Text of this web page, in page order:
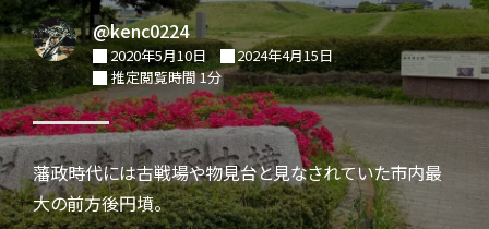
@kenc0224
2020年5月10日
2024年4月15日
推定閲覧時間 1分
藩政時代には古戦場や物見台と見なされていた市内最
大の前方後円墳。